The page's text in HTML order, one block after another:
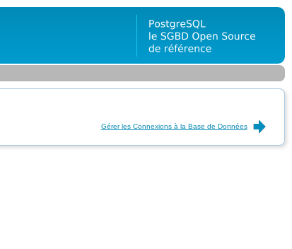
Gérer les Connexions à la Base de Données